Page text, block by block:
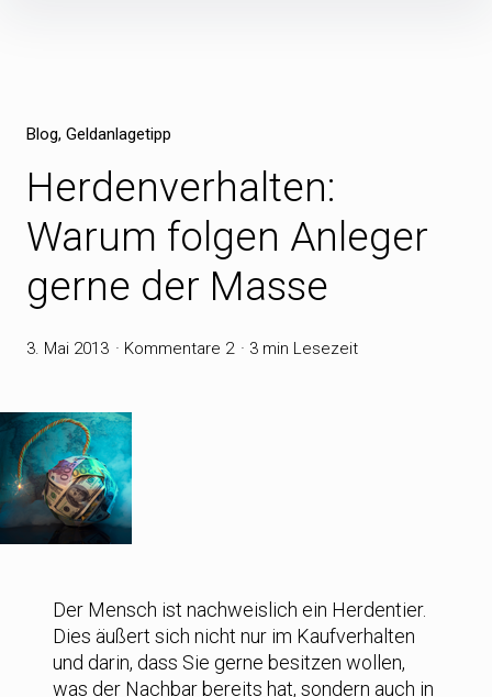
Blog Geldanlagetipp
Herdenverhalten:
Warum folgen Anleger
gerne der Masse
3. Mai 2013 Kommentare 2 3 min Lesezeit
Der Mensch ist nachweislich ein Herdentier.
Dies äußert sich nicht nur im Kaufverhalten
und darin, dass Sie gerne besitzen wollen,
was der Nachbar bereits hat, sondern auch in